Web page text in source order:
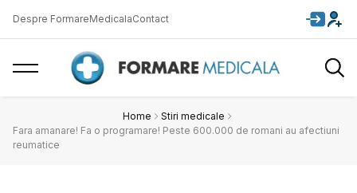
Despre FormareMedicalaContact
Home
Stiri medicale
Fara amanare! Fa o programare! Peste 600.000 de romani au afectiuni
reumatice